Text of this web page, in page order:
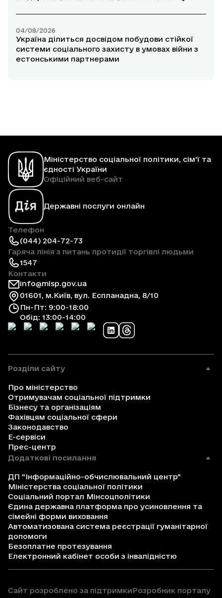
04/08/2026
Україна ділиться досвідом побудови стійкої
системи соціального захисту в умовах війни з
естонськими партнерами
Міністерство соціальної політики, сім'ї та
єдності України
Офіційний веб-сайт
Державні послуги онлайн
Телефон
(044) 204-72-73
Гаряча лінія з питань протидії торгівлі людьми
1547
Контакти
info@mlsp.gov.ua
01601, м.Київ, вул. Еспланадна, 8/10
Пн-Пт: 9:00-18:00
Обід: 13:00-14:00
Розділи сайту
Про міністерство
Отримувачам соціальної підтримки
Бізнесу та організаціям
Фахівцям соціальної сфери
Законодавство
Е-сервіси
Прес-центр
Додаткові посилання
ДП "Інформаційно-обчислювальний центр"
Міністерства соціальної політики
Соціальний портал Мінсоцполітики
Єдина державна платформа про усиновлення та
сімейні форми виховання
Автоматизована система реєстрації гуманітарної
допомоги
Безоплатне протезування
Електронний кабінет особи з інвалідністю
Сайт розроблено за підтримкиРозробник порталу